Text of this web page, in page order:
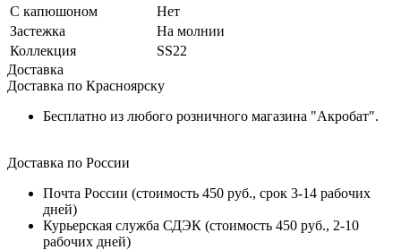
С капюшоном
Нет
Застежка
На молнии
Коллекция
SS22
Доставка
Доставка по Красноярску
Бесплатно из любого розничного магазина "Акробат".
Доставка по России
Почта России (стоимость 450 руб., срок 3-14 рабочих
дней)
Курьерская служба СДЭК (стоимость 450 руб., 2-10
рабочих дней)